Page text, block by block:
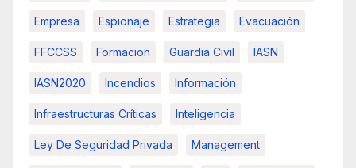
Empresa Espionaje Estrategia Evacuación
FFCCSS Formacion Guardia Civil IASN
IASN2020 Incendios Información
Infraestructuras Críticas Inteligencia
Ley De Seguridad Privada Management